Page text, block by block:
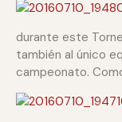
durante este
también al único
campeonato.